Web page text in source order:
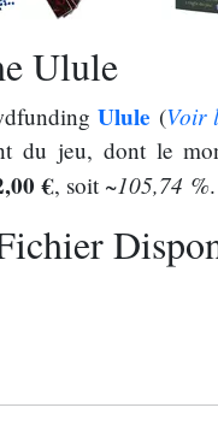
Ulule
Ulule (Voir
du jeu, dont le
€, soit ~105,74 %.